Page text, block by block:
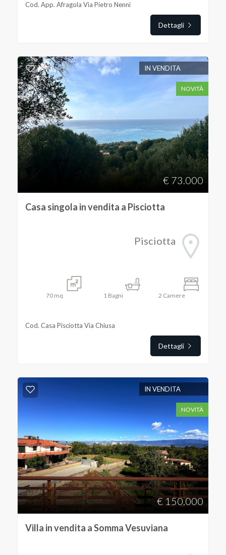
Cod. App. Afragola Via Pietro Nenni
Dettagli
IN VENDITA
NOVITÀ
€ 73.000
Casa singola in vendita a Pisciotta
Pisciotta
70 mq 1Bagni 2 Camere
Cod. Casa Pisciotta Via Chiusa
Dettagli
IN VENDITA
NOVITÀ
€ 150.000
Villa in vendita a Somma Vesuviana